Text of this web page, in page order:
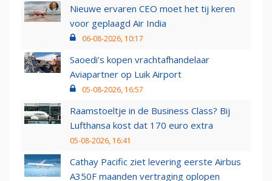
Nieuwe ervaren CEO moet het tij keren
voor geplaagd Air India
06-08-2026, 10:17
Saoedi’s kopen vrachtafhandelaar
Aviapartner op Luik Airport
05-08-2026, 16:57
Raamstoeltje in de Business Class? Bij
Lufthansa kost dat 170 euro extra
05-08-2026, 16:41
Cathay Pacific ziet levering eerste Airbus
A350F maanden vertraging oplopen